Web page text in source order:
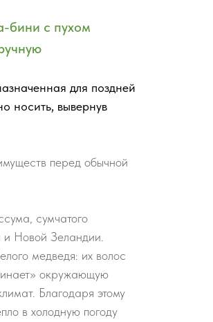
бини с пухом
для поздней
носить, вывернув
перед обычной
сумчатого
Новой Зеландии.
медведя: их волос
окружающую
Благодаря этому
в холодную погоду